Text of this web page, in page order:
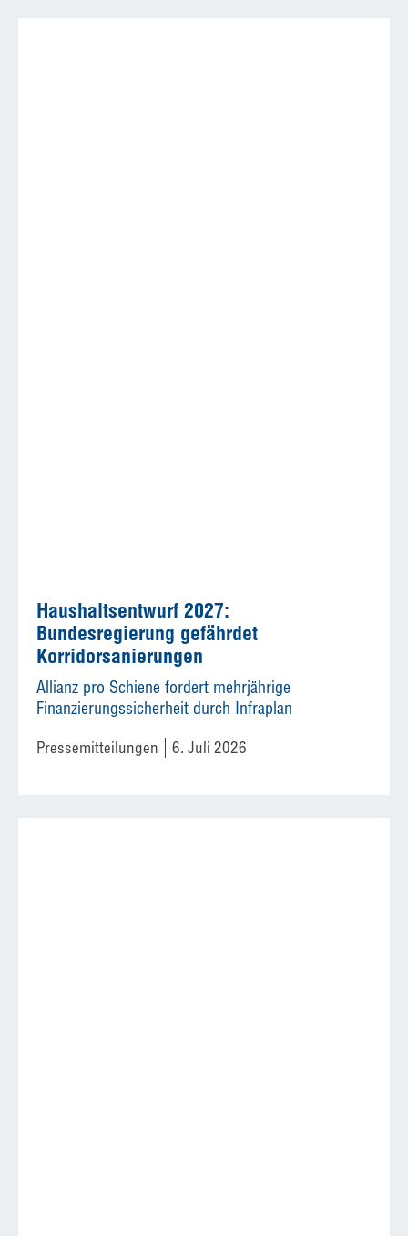
Haushaltsentwurf 2027:
Bundesregierung gefährdet
Korridorsanierungen
Allianz pro Schiene fordert mehrjährige
Finanzierungssicherheit durch Infraplan
Pressemitteilungen 6. Juli 2026